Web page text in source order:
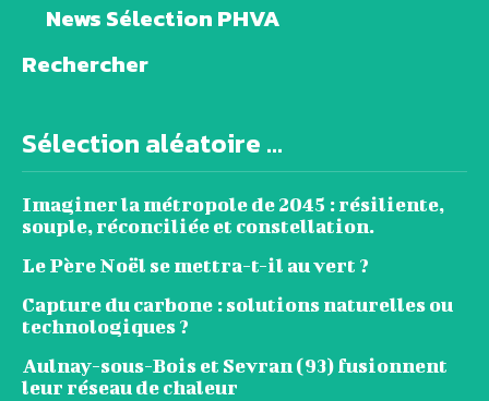
News Sélection PHVA
Rechercher
Sélection aléatoire ...
Imaginer la métropole de 2045 : résiliente,
souple, réconciliée et constellation.
Le Père Noël se mettra-t-il au vert ?
Capture du carbone : solutions naturelles ou
technologiques ?
Aulnay-sous-Bois et Sevran (93) fusionnent
leur réseau de chaleur